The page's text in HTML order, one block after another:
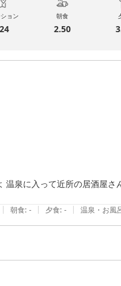
ョン 朝食
2.50
泉に入って近所の居酒屋
| 朝食: - | 夕食: - | 温泉・お風